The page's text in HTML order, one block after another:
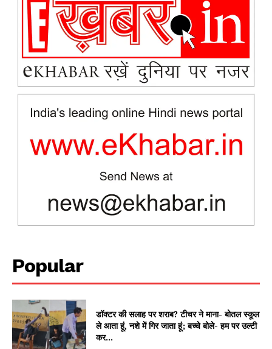
News Week
Company
Popular
डॉक्टर की सलाह पर शराब? टीचर ने माना- बोतल स्कूल
ले आता हूं, नशे में गिर जाता हूं; बच्चे बोले- हम पर उल्टी
कर...